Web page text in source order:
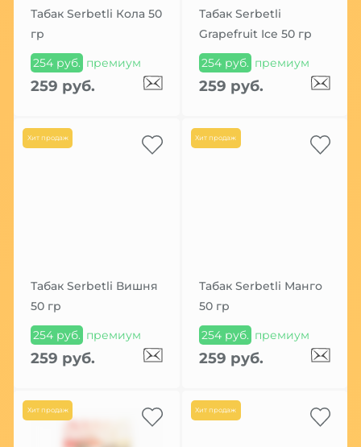
Табак Serbetli Кола 50
гр
254 руб. премиум
259 руб.
Табак Serbetli
Grapefruit Ice 50 гр
254 руб. премиум
259 руб.
Хит продаж
Табак Serbetli Вишня
50 гр
254 руб. премиум
259 руб.
Хит продаж
Табак Serbetli Манго
50 гр
254 руб. премиум
259 руб.
Хит продаж Хит продаж